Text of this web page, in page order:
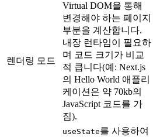
렌더링 모드
Virtual DOM을 통해
변경해야 하는 페이지
부분을 계산합니다.
내장 런타임이 필요하
며 코드 크기가 비교
적 큽니다(예: Next.js
의 Hello World 애플리
케이션은 약 70kb의
JavaScript 코드를 가
짐).
useState를 사용하여